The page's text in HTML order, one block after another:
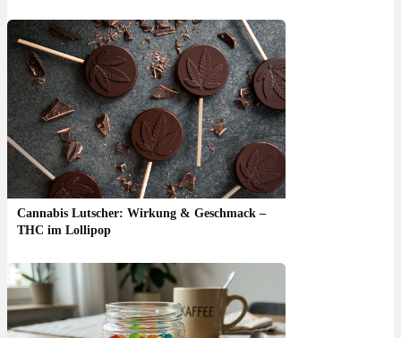
Cannabis Lutscher: Wirkung & Geschmack –
THC im Lollipop